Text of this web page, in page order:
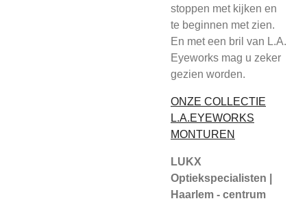
stoppen met kijken en
te beginnen met zien.
En met een bril van L.A.
Eyeworks mag u zeker
gezien worden.
ONZE COLLECTIE
L.A.EYEWORKS
MONTUREN
LUKX
Optiekspecialisten |
Haarlem - centrum